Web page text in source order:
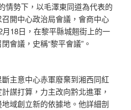
情勢下，以毛澤東同道為代表的
開中心政治局會議，會商中心
18日，在黎平縣城翹街上的一
會議，史稱“黎平會議”。
主意中心赤軍廢棄到湘西同紅
謀打算，力主改向黔北進軍，
域創立新的依據地。他詳細剖